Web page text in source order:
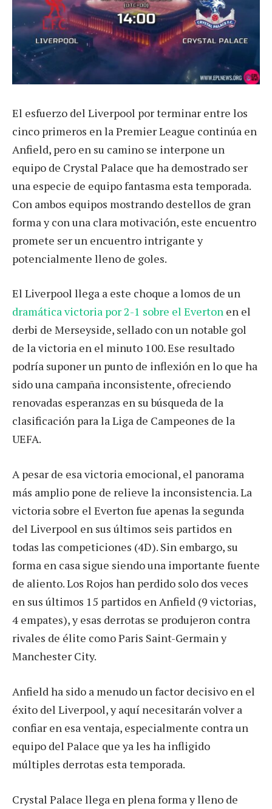
El esfuerzo del Liverpool por terminar entre los
cinco primeros en la Premier League continúa en
Anfield, pero en su camino se interpone un
equipo de Crystal Palace que ha demostrado ser
una especie de equipo fantasma esta temporada.
Con ambos equipos mostrando destellos de gran
forma y con una clara motivación, este encuentro
promete ser un encuentro intrigante y
potencialmente lleno de goles.
El Liverpool llega a este choque a lomos de un
dramática victoria por 2-1 sobre el Everton en el
derbi de Merseyside, sellado con un notable gol
de la victoria en el minuto 100. Ese resultado
podría suponer un punto de inflexión en lo que ha
sido una campaña inconsistente, ofreciendo
renovadas esperanzas en su búsqueda de la
clasificación para la Liga de Campeones de la
UEFA.
A pesar de esa victoria emocional, el panorama
más amplio pone de relieve la inconsistencia. La
victoria sobre el Everton fue apenas la segunda
del Liverpool en sus últimos seis partidos en
todas las competiciones (4D). Sin embargo, su
forma en casa sigue siendo una importante fuente
de aliento. Los Rojos han perdido solo dos veces
en sus últimos 15 partidos en Anfield (9 victorias,
4 empates), y esas derrotas se produjeron contra
rivales de élite como Paris Saint-Germain y
Manchester City.
Anfield ha sido a menudo un factor decisivo en el
éxito del Liverpool, y aquí necesitarán volver a
confiar en esa ventaja, especialmente contra un
equipo del Palace que ya les ha infligido
múltiples derrotas esta temporada.
Crystal Palace llega en plena forma y lleno de